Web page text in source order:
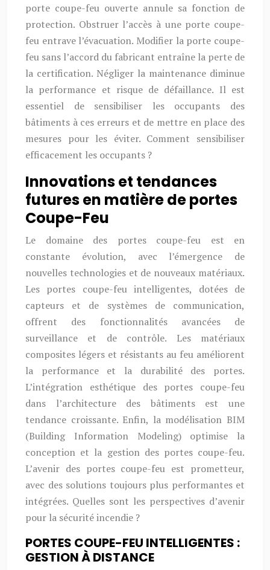
porte coupe-feu ouverte annule sa fonction de
protection. Obstruer l’accès à une porte coupe-
feu entrave l’évacuation. Modifier la porte coupe-
feu sans l’accord du fabricant entraîne la perte de
la certification. Négliger la maintenance diminue
la performance et risque de défaillance. Il est
essentiel de sensibiliser les occupants des
bâtiments à ces erreurs et de mettre en place des
mesures pour les éviter. Comment sensibiliser
efficacement les occupants ?
Innovations et tendances
futures en matière de portes
Coupe-Feu
Le domaine des portes coupe-feu est en
constante évolution, avec l’émergence de
nouvelles technologies et de nouveaux matériaux.
Les portes coupe-feu intelligentes, dotées de
capteurs et de systèmes de communication,
offrent des fonctionnalités avancées de
surveillance et de contrôle. Les matériaux
composites légers et résistants au feu améliorent
la performance et la durabilité des portes.
L’intégration esthétique des portes coupe-feu
dans l’architecture des bâtiments est une
tendance croissante. Enfin, la modélisation BIM
(Building Information Modeling) optimise la
conception et la gestion des portes coupe-feu.
L’avenir des portes coupe-feu est prometteur,
avec des solutions toujours plus performantes et
intégrées. Quelles sont les perspectives d’avenir
pour la sécurité incendie ?
PORTES COUPE-FEU INTELLIGENTES :
GESTION À DISTANCE